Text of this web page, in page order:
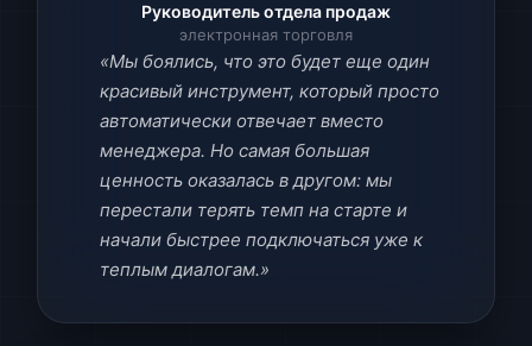
Руководитель отдела продаж
электронная торговля
«Мы боялись, что это будет еще один
красивый инструмент, который просто
автоматически отвечает вместо
менеджера. Но самая большая
ценность оказалась в другом: мы
перестали терять темп на старте и
начали быстрее подключаться уже к
теплым диалогам.»